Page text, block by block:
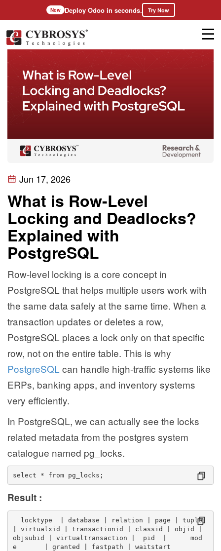
New Deploy Odoo in seconds. Try Now
Jun 17, 2026
What is Row-Level
Locking and Deadlocks?
Explained with
PostgreSQL
Row-level locking is a core concept in
PostgreSQL that helps multiple users work with
the same data safely at the same time. When a
transaction updates or deletes a row,
PostgreSQL places a lock only on that specific
row, not on the entire table. This is why
PostgreSQL can handle high-traffic systems like
ERPs, banking apps, and inventory systems
very efficiently.
In PostgreSQL, we can actually see the locks
related metadata from the postgres system
catalogue named pg_locks.
select * from pg_locks;
Result :
locktype  | database | relation | page | tuple
| virtualxid | transactionid | classid | objid |
objsubid | virtualtransaction |  pid  |      mod
e       | granted | fastpath | waitstart